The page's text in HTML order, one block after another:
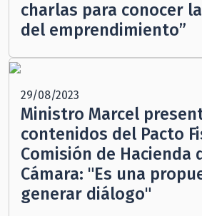
charlas para conocer
del emprendimiento”
29/08/2023
Ministro Marcel
contenidos del Pacto
Comisión de Hacienda
Cámara: "Es una
generar diálogo"